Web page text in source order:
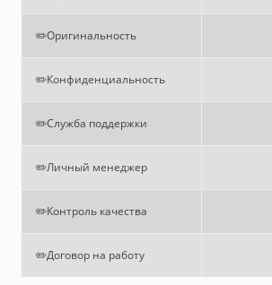
✏️Оригинальность
✏️Конфиденциальность
✏️Служба поддержки
✏️Личный менеджер
✏️Контроль качества
✏️Договор на работу